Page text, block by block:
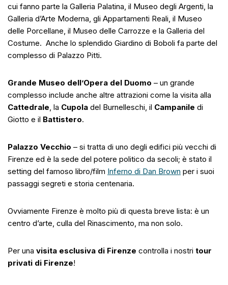
cui fanno parte la Galleria Palatina, il Museo degli Argenti, la
Galleria d’Arte Moderna, gli Appartamenti Reali, il Museo
delle Porcellane, il Museo delle Carrozze e la Galleria del
Costume. Anche lo splendido Giardino di Boboli fa parte del
complesso di Palazzo Pitti.
Grande Museo dell’Opera del Duomo – un grande
complesso include anche altre attrazioni come la visita alla
Cattedrale, la Cupola del Burnelleschi, il Campanile di
Giotto e il Battistero.
Palazzo Vecchio – si tratta di uno degli edifici più vecchi di
Firenze ed è la sede del potere politico da secoli; è stato il
setting del famoso libro/film Inferno di Dan Brown per i suoi
passaggi segreti e storia centenaria.
Ovviamente Firenze è molto più di questa breve lista: è un
centro d’arte, culla del Rinascimento, ma non solo.
Per una visita esclusiva di Firenze controlla i nostri tour
privati di Firenze!